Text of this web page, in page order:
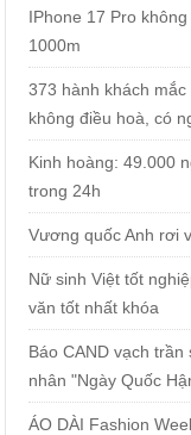
IPhone 17 Pro
1000m
373 hành khách
không điều hoà, có
Kinh hoàng: 49.000
trong 24h
Vương quốc Anh rơi
Nữ sinh Việt tốt
văn tốt nhất khóa
Báo CAND vạch
nhân "Ngày Quốc
ÁO DÀI Fashion